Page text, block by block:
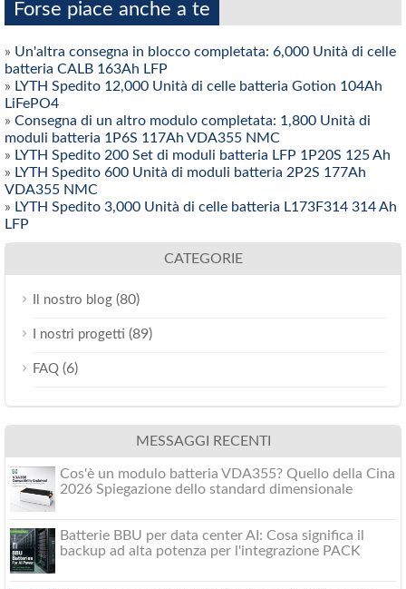
Forse piace anche a te
» Un'altra consegna in blocco completata: 6,000 Unità di celle
batteria CALB 163Ah LFP
» LYTH Spedito 12,000 Unità di celle batteria Gotion 104Ah
LiFePO4
» Consegna di un altro modulo completata: 1,800 Unità di
moduli batteria 1P6S 117Ah VDA355 NMC
» LYTH Spedito 200 Set di moduli batteria LFP 1P20S 125 Ah
» LYTH Spedito 600 Unità di moduli batteria 2P2S 177Ah
VDA355 NMC
» LYTH Spedito 3,000 Unità di celle batteria L173F314 314 Ah
LFP
CATEGORIE
Il nostro blog (80)
I nostri progetti (89)
FAQ (6)
MESSAGGI RECENTI
Cos'è un modulo batteria VDA355? Quello della Cina
2026 Spiegazione dello standard dimensionale
Batterie BBU per data center AI: Cosa significa il
backup ad alta potenza per l'integrazione PACK